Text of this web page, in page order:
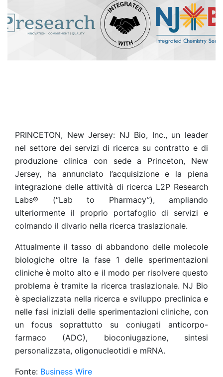
PRINCETON, New Jersey: NJ Bio, Inc., un leader
nel settore dei servizi di ricerca su contratto e di
produzione clinica con sede a Princeton, New
Jersey, ha annunciato l’acquisizione e la piena
integrazione delle attività di ricerca L2P Research
Labs® (“Lab to Pharmacy”), ampliando
ulteriormente il proprio portafoglio di servizi e
colmando il divario nella ricerca traslazionale.
Attualmente il tasso di abbandono delle molecole
biologiche oltre la fase 1 delle sperimentazioni
cliniche è molto alto e il modo per risolvere questo
problema è tramite la ricerca traslazionale. NJ Bio
è specializzata nella ricerca e sviluppo preclinica e
nelle fasi iniziali delle sperimentazioni cliniche, con
un focus soprattutto su coniugati anticorpo-
farmaco (ADC), bioconiugazione, sintesi
personalizzata, oligonucleotidi e mRNA.
Fonte: Business Wire